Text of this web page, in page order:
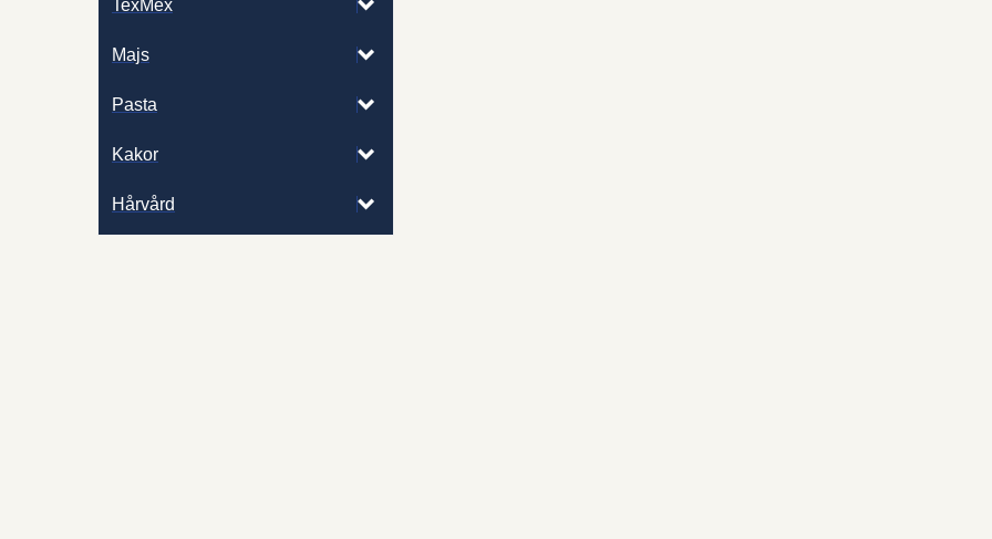
TexMex
Majs
Pasta
Kakor
Hårvård